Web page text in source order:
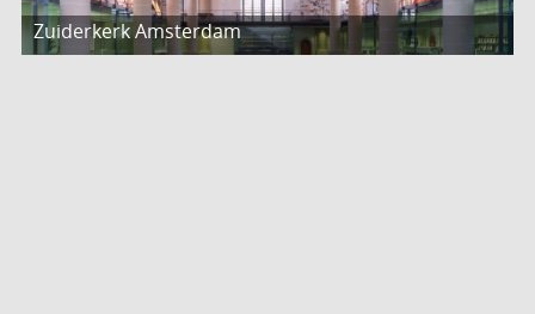
Zuiderkerk Amsterdam